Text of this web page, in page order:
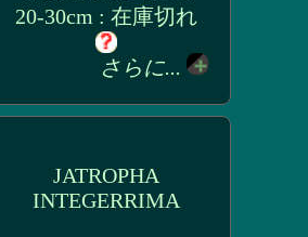
20-30cm : 在庫切れ
さらに...
JATROPHA
INTEGERRIMA